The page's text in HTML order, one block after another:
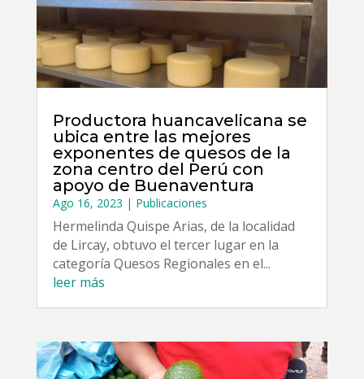
Productora huancavelicana se
ubica entre las mejores
exponentes de quesos de la
zona centro del Perú con
apoyo de Buenaventura
Ago 16, 2023 | Publicaciones
Hermelinda Quispe Arias, de la localidad
de Lircay, obtuvo el tercer lugar en la
categoría Quesos Regionales en el...
leer más